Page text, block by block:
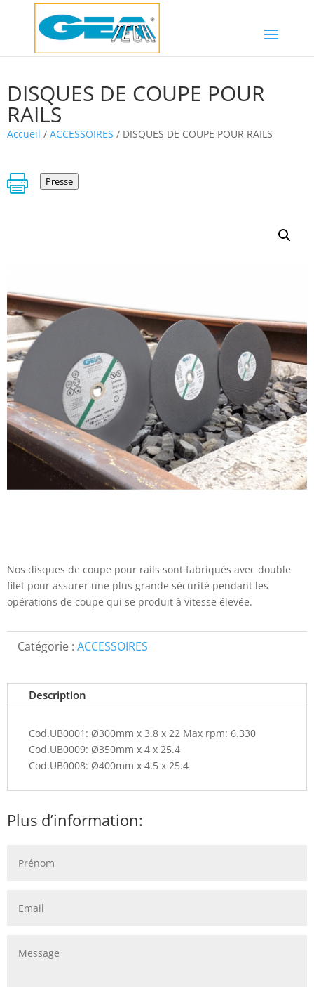
DISQUES DE COUPE POUR
RAILS
Accueil / ACCESSOIRES / DISQUES DE COUPE POUR RAILS
 Presse
Nos disques de coupe pour rails sont fabriqués avec double
filet pour assurer une plus grande sécurité pendant les
opérations de coupe qui se produit à vitesse élevée.
Catégorie : ACCESSOIRES
Description
Cod.UB0001: Ø300mm x 3.8 x 22 Max rpm: 6.330
Cod.UB0009: Ø350mm x 4 x 25.4
Cod.UB0008: Ø400mm x 4.5 x 25.4
Plus d’information: